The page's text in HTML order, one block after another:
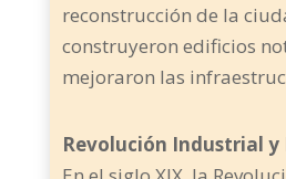
reconstrucción de la
construyeron edificios
mejoraron las
Revolución Industrial